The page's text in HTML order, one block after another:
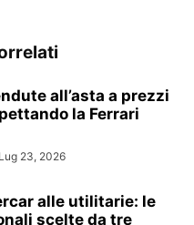
all’asta a prezzi
la Ferrari
Lug 23, 2026
alle utilitarie: le
scelte da tre